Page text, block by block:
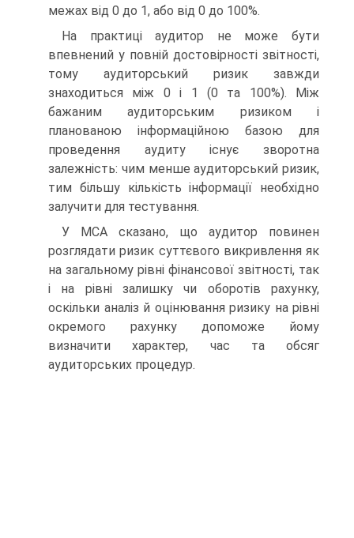
межах від 0 до 1, або від 0 до 100%.
На практиці аудитор не може бути
впевнений у повній достовірності звітності,
тому аудиторський ризик завжди
знаходиться між 0 і 1 (0 та 100%). Між
бажаним аудиторським ризиком і
планованою інформаційною базою для
проведення аудиту існує зворотна
залежність: чим менше аудиторський ризик,
тим більшу кількість інформації необхідно
залучити для тестування.
У МСА сказано, що аудитор повинен
розглядати ризик суттєвого викривлення як
на загальному рівні фінансової звітності, так
і на рівні залишку чи оборотів рахунку,
оскільки аналіз й оцінювання ризику на рівні
окремого рахунку допоможе йому
визначити характер, час та обсяг
аудиторських процедур.